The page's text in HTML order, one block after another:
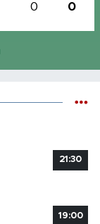
0 0
21:30
19:00